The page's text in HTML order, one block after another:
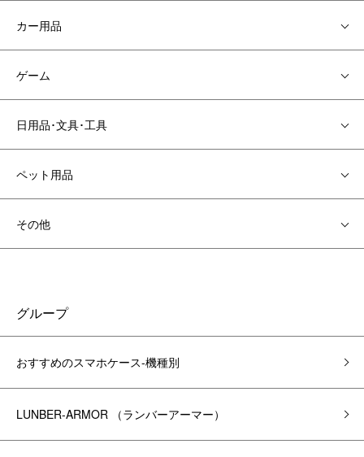
カー用品
ゲーム
日用品･文具･工具
ペット用品
その他
グループ
おすすめのスマホケース-機種別
LUNBER-ARMOR （ランバーアーマー）